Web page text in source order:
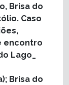
Brisa do
Caso
encontro
Lago_
Brisa do